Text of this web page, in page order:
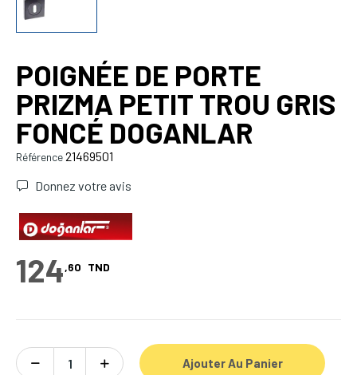
POIGNÉE DE PORTE
PRIZMA PETIT TROU GRIS
FONCÉ DOGANLAR
Référence21469501
Donnez votre avis
124,60 TND
Ajouter Au Panier